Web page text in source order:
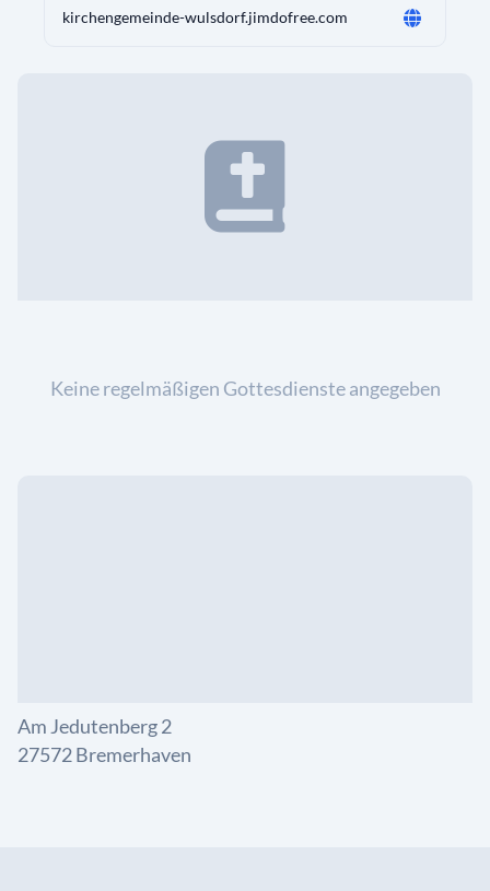
kirchengemeinde-wulsdorf.jimdofree.com
Keine regelmäßigen Gottesdienste angegeben
Am Jedutenberg 2
27572 Bremerhaven